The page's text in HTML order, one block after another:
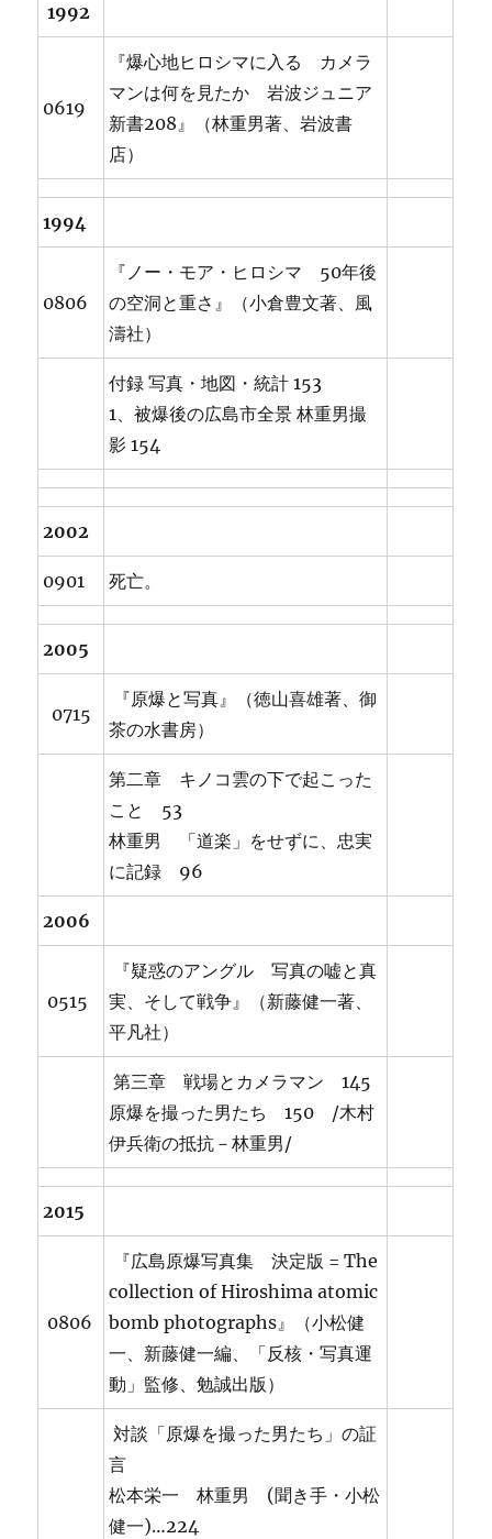
1992
0619
『爆心地ヒロシマに入る カメラ
マンは何を見たか 岩波ジュニア
新書208』（林重男著、岩波書
店）
1994
0806
『ノー・モア・ヒロシマ 50年後
の空洞と重さ』（小倉豊文著、風
濤社）
付録 写真・地図・統計 153
1、被爆後の広島市全景 林重男撮
影 154
2002
0901 死亡。
2005
0715
『原爆と写真』（徳山喜雄著、御
茶の水書房）
第二章 キノコ雲の下で起こった
こと 53
林重男 「道楽」をせずに、忠実
に記録 96
2006
0515
『疑惑のアングル 写真の嘘と真
実、そして戦争』（新藤健一著、
平凡社）
第三章 戦場とカメラマン 145
原爆を撮った男たち 150 /木村
伊兵衛の抵抗－林重男/
2015
0806
『広島原爆写真集 決定版 = The
collection of Hiroshima atomic
bomb photographs』（小松健
一、新藤健一編、「反核・写真運
動」監修、勉誠出版）
対談「原爆を撮った男たち」の証
言
松本栄一 林重男 (聞き手・小松
健一)…224